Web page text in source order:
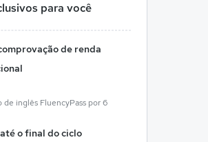
para você
de renda
de inglês FluencyPass por 6
o final do ciclo